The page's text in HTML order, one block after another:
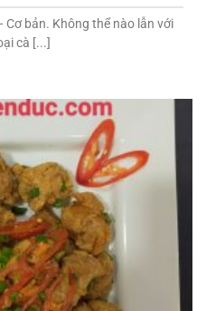
Cơ bản. Không thể nào lẫn với
cà [...]